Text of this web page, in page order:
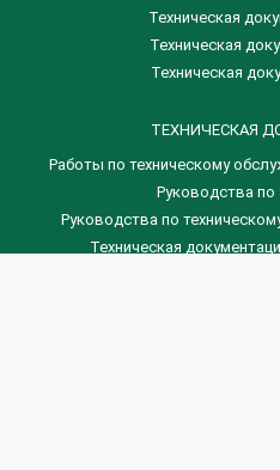
Техническая
Техническая
Техническая
ТЕХНИЧЕСКАЯ
Работы по техническому
Руководства по
Руководства по
Техническая